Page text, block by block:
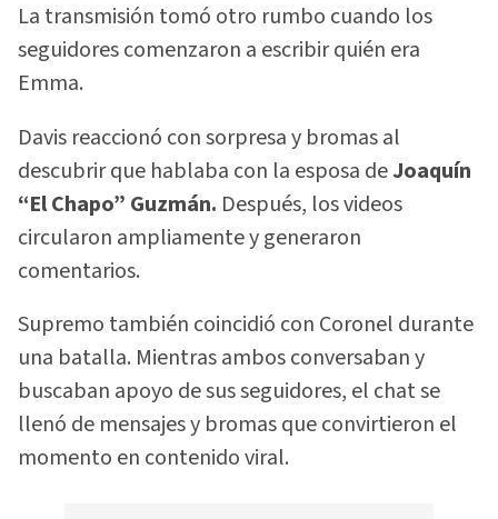
La transmisión tomó otro rumbo cuando los
seguidores comenzaron a escribir quién era
Emma.
Davis reaccionó con sorpresa y bromas al
descubrir que hablaba con la esposa deJoaquín
“El Chapo” Guzmán. Después, los videos
circularon ampliamente y generaron
comentarios.
Supremo también coincidió con Coronel durante
una batalla. Mientras ambos conversaban y
buscaban apoyo de sus seguidores, el chat se
llenó de mensajes y bromas que convirtieron el
momento en contenido viral.